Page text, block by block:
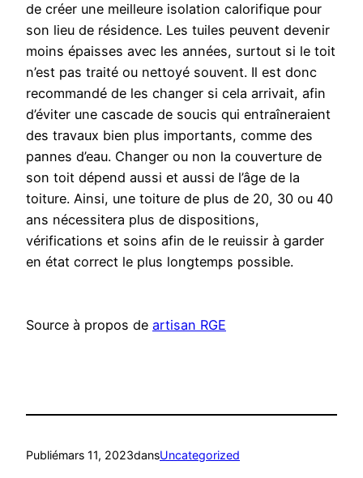
de créer une meilleure isolation calorifique pour
son lieu de résidence. Les tuiles peuvent devenir
moins épaisses avec les années, surtout si le toit
n’est pas traité ou nettoyé souvent. Il est donc
recommandé de les changer si cela arrivait, afin
d’éviter une cascade de soucis qui entraîneraient
des travaux bien plus importants, comme des
pannes d’eau. Changer ou non la couverture de
son toit dépend aussi et aussi de l’âge de la
toiture. Ainsi, une toiture de plus de 20, 30 ou 40
ans nécessitera plus de dispositions,
vérifications et soins afin de le reuissir à garder
en état correct le plus longtemps possible.
Source à propos de artisan RGE
Publiémars 11, 2023dansUncategorized